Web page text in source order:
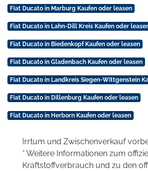
Fiat Ducato in Marburg Kaufen oder leasen
Fiat Ducato in Lahn-Dill Kreis Kaufen oder
Fiat Ducato in Biedenkopf Kaufen oder leasen
Fiat Ducato in Gladenbach Kaufen oder leasen
Fiat Ducato in Landkreis Siegen-Wittgenstein
Fiat Ducato in Dillenburg Kaufen oder leasen
Fiat Ducato in Herborn Kaufen oder leasen
Irrtum und Zwischenverkauf
* Weitere Informationen zum
Kraftstoffverbrauch und zu den